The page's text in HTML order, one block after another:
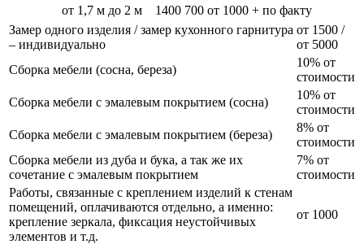
от 1,7 м до 2 м
1400 700 от 1000 + по факту
Замер одного изделия / замер кухонного гарнитура
– индивидуально
от 1500 /
от 5000
Сборка мебели (сосна, береза)
10% от
стоимости
Сборка мебели с эмалевым покрытием (сосна)
10% от
стоимости
Сборка мебели с эмалевым покрытием (береза)
8% от
стоимости
Сборка мебели из дуба и бука, а так же их
сочетание с эмалевым покрытием
7% от
стоимости
Работы, связанные с креплением изделий к стенам
помещений, оплачиваются отдельно, а именно:
крепление зеркала, фиксация неустойчивых
элементов и т.д.
от 1000